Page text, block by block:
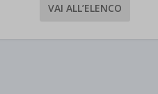
VAI ALL’ELENCO